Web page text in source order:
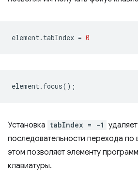
element . tabIndex = 0
element . focus();
Установка tabIndex = -1
последовательности перехода по
этом позволяет элементу
клавиатуры.